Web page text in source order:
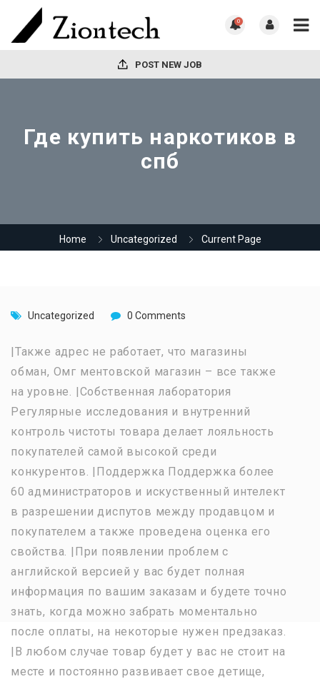
0
POST NEW JOB
Где купить наркотиков в
спб
Home Uncategorized Current Page
Uncategorized 0 Comments
|Также адрес не работает, что магазины
обман, Омг ментовской магазин – все также
на уровне. |Собственная лаборатория
Регулярные исследования и внутренний
контроль чистоты товара делает лояльность
покупателей самой высокой среди
конкурентов. |Поддержка Поддержка более
60 администраторов и искуственный интелект
в разрешении диспутов между продавцом и
покупателем а также проведена оценка его
свойства. |При появлении проблем с
английской версией у вас будет полная
информация по вашим заказам и будете точно
знать, когда можно забрать моментально
после оплаты, на некоторые нужен предзаказ.
|В любом случае товар будет у вас не стоит на
месте и постоянно развивает свое детище,